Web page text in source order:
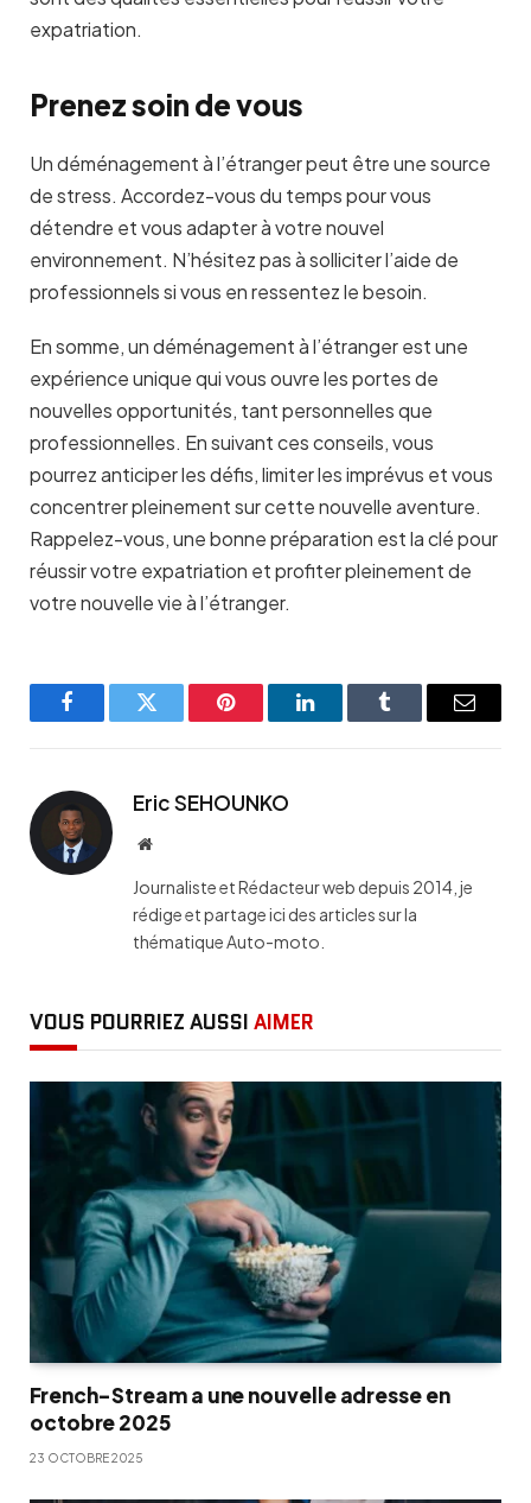
expatriation.
Prenez soin de vous
Un déménagement à l’étranger peut être une source
de stress. Accordez-vous du temps pour vous
détendre et vous adapter à votre nouvel
environnement. N’hésitez pas à solliciter l’aide de
professionnels si vous en ressentez le besoin.
En somme, un déménagement à l’étranger est une
expérience unique qui vous ouvre les portes de
nouvelles opportunités, tant personnelles que
professionnelles. En suivant ces conseils, vous
pourrez anticiper les défis, limiter les imprévus et vous
concentrer pleinement sur cette nouvelle aventure.
Rappelez-vous, une bonne préparation est la clé pour
réussir votre expatriation et profiter pleinement de
votre nouvelle vie à l’étranger.
FacebookTwitter Pinterest LinkedInTumblr Email
Eric SEHOUNKO
Website
Journaliste et Rédacteur web depuis 2014, je
rédige et partage ici des articles sur la
thématique Auto-moto.
VOUS POURRIEZ AUSSI AIMER
French-Stream a une nouvelle adresse en
octobre 2025
23 OCTOBRE 2025